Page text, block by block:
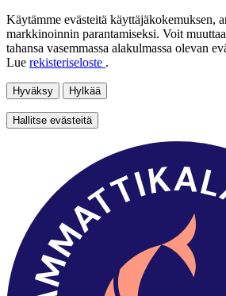
Käytämme evästeitä käyttäjäkokemuksen,
markkinoinnin parantamiseksi. Voit
tahansa vasemmassa alakulmassa olevan
Lue rekisteriseloste .
Hyväksy Hylkää
Hallitse evästeitä